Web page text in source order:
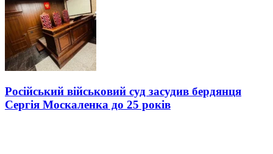
Російський військовий суд засудив бердянця
Сергія Москаленка до 25 років